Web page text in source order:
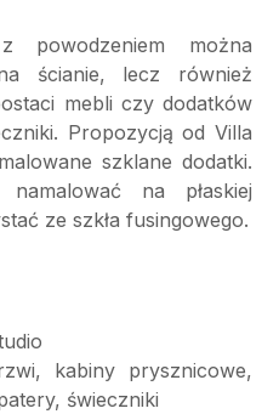
powodzeniem można
ścianie, lecz również
mebli czy dodatków
Propozycją od Villa
szklane dodatki.
na płaskiej
ze szkła fusingowego.
kabiny prysznicowe,
świeczniki